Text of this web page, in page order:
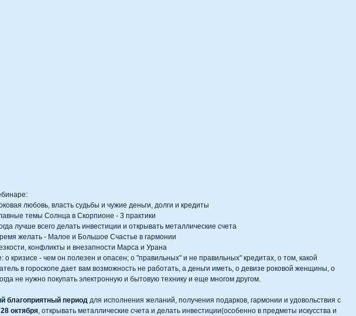
любовь, власть судьбы и чужие деньги, долги и кредиты
темы Солнца в Скорпионе - 3 практики
лучше всего делать инвестиции и открывать металлические счета
желать - Малое и Большое Счастье в гармонии
конфликты и внезапности Марса и Урана
о кризисе - чем он полезен и опасен; о "правильных" и не правильных" кредитах, о том, какой
в гороскопе дает вам возможность не работать, а деньги иметь, о девизе роковой женщины, о
не нужно покупать электронную и бытовую технику и еще многом другом.
благоприятный период для исполнения желаний, получения подарков, гармонии и удовольствия с
октября , открывать металлические счета и делать инвестиции(особенно в предметы искусства и